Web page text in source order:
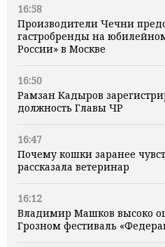
16:58
Производители Чечни
гастробренды на
России» в Москве
16:50
Рамзан Кадыров
должность Главы ЧР
16:47
Почему кошки заранее
рассказала ветеринар
16:12
Владимир Машков высоко
Грозном фестиваль